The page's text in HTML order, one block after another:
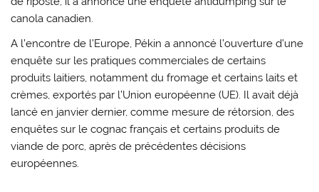
canola canadien.
A l’encontre de l’Europe, Pékin a annoncé l’ouverture d’une
enquête sur les pratiques commerciales de certains
produits laitiers, notamment du fromage et certains laits et
crèmes, exportés par l’Union européenne (UE). Il avait déjà
lancé en janvier dernier, comme mesure de rétorsion, des
enquêtes sur le cognac français et certains produits de
viande de porc, après de précédentes décisions
européennes.